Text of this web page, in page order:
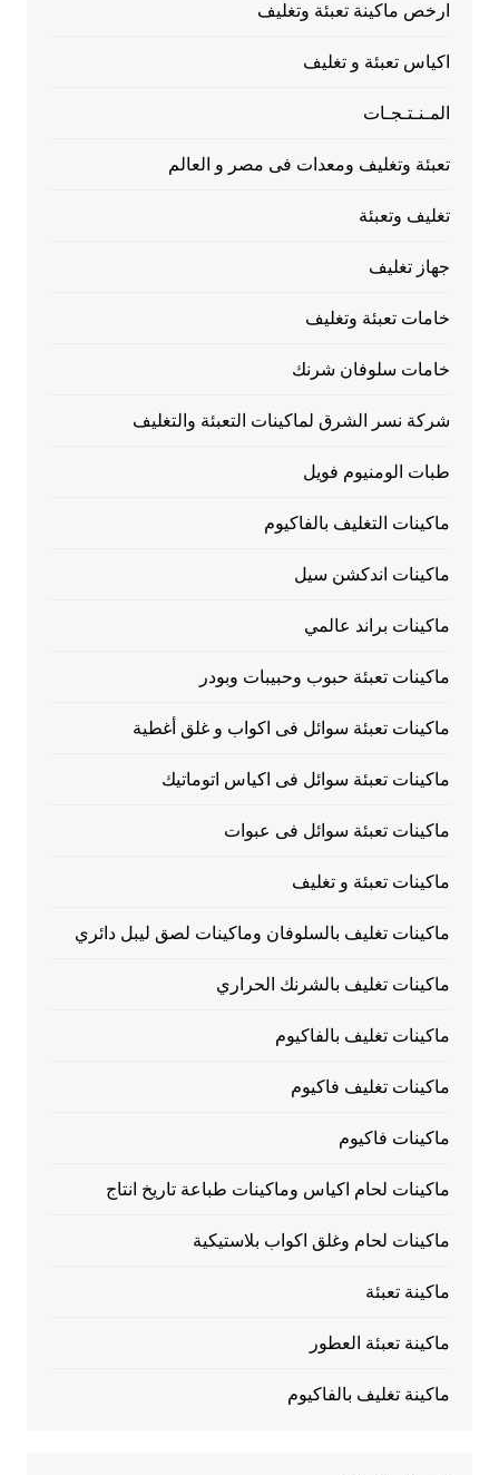
ارخص ماكينة تعبئة وتغليف
اكياس تعبئة و تغليف
المـنـتـجـات
تعبئة وتغليف ومعدات فى مصر و العالم
تغليف وتعبئة
جهاز تغليف
خامات تعبئة وتغليف
خامات سلوفان شرنك
شركة نسر الشرق لماكينات التعبئة والتغليف
طبات الومنيوم فويل
ماكينات التغليف بالفاكيوم
ماكينات اندكشن سيل
ماكينات براند عالمي
ماكينات تعبئة حبوب وحبيبات وبودر
ماكينات تعبئة سوائل فى اكواب و غلق أغطية
ماكينات تعبئة سوائل فى اكياس اتوماتيك
ماكينات تعبئة سوائل فى عبوات
ماكينات تعبئة و تغليف
ماكينات تغليف بالسلوفان وماكينات لصق ليبل دائري
ماكينات تغليف بالشرنك الحراري
ماكينات تغليف بالفاكيوم
ماكينات تغليف فاكيوم
ماكينات فاكيوم
ماكينات لحام اكياس وماكينات طباعة تاريخ انتاج
ماكينات لحام وغلق اكواب بلاستيكية
ماكينة تعبئة
ماكينة تعبئة العطور
ماكينة تغليف بالفاكيوم